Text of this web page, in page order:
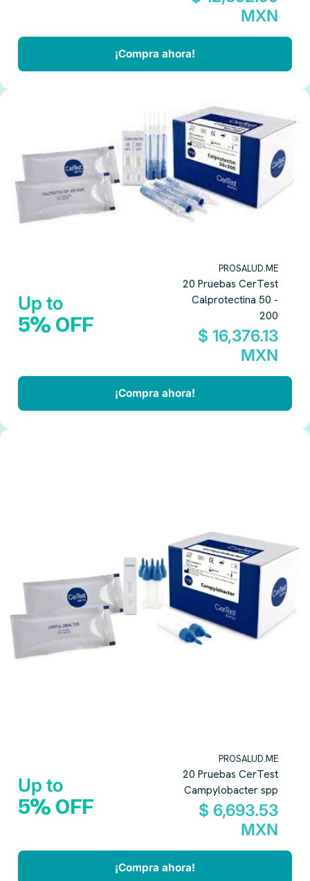
MXN
¡Compra ahora!
Up to
5% OFF
PROSALUD.ME
20 Pruebas CerTest
Calprotectina 50 -
200
$ 16,376.13
MXN
¡Compra ahora!
Up to
5% OFF
PROSALUD.ME
20 Pruebas CerTest
Campylobacter spp
$ 6,693.53
MXN
¡Compra ahora!